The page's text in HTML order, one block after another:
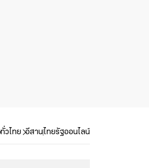
ทั่วไทย อีสานไทยรัฐออนไลน์